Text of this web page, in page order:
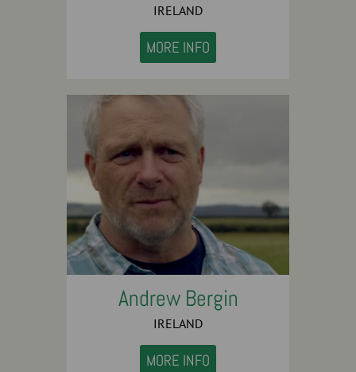
IRELAND
MORE INFO
Andrew Bergin
IRELAND
MORE INFO